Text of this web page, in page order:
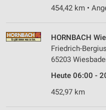
454,42 km •
HORNBACH
Friedrich-
65203
Heute 06:00 -
452,97 km
Messung der Performance
Analyse von Zielgruppen
Entwicklung und